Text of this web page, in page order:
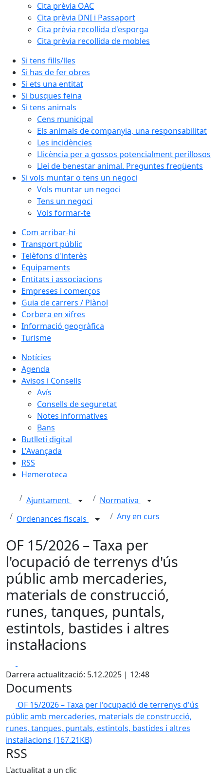
Cita prèvia OAC
Cita prèvia DNI i Passaport
Cita prèvia recollida d'esporga
Cita prèvia recollida de mobles
Si tens fills/lles
Si has de fer obres
Si ets una entitat
Si busques feina
Si tens animals
Cens municipal
Els animals de companyia, una responsabilitat
Les incidències
Llicència per a gossos potencialment perillosos
Llei de benestar animal. Preguntes freqüents
Si vols muntar o tens un negoci
Vols muntar un negoci
Tens un negoci
Vols formar-te
Com arribar-hi
Transport públic
Telèfons d'interès
Equipaments
Entitats i associacions
Empreses i comerços
Guia de carrers / Plànol
Corbera en xifres
Informació geogràfica
Turisme
Notícies
Agenda
Avisos i Consells
Avís
Consells de seguretat
Notes informatives
Bans
Butlletí digital
L'Avançada
RSS
Hemeroteca
Ajuntament
Normativa
Ordenances fiscals
Any en curs
OF 15/2026 – Taxa per
l'ocupació de terrenys d'ús
públic amb mercaderies,
materials de construcció,
runes, tanques, puntals,
estintols, bastides i altres
instal·lacions
Darrera actualització: 5.12.2025 | 12:48
Documents
OF 15/2026 – Taxa per l'ocupació de terrenys d'ús
públic amb mercaderies, materials de construcció,
runes, tanques, puntals, estintols, bastides i altres
instal·lacions (167.21KB)
RSS
L'actualitat a un clic